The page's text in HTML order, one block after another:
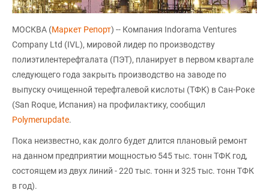
МОСКВА (Маркет Репорт) -- Компания Indorama Ventures
Company Ltd (IVL), мировой лидер по производству
полиэтилентерефталата (ПЭТ), планирует в первом квартале
следующего года закрыть производство на заводе по
выпуску очищенной терефталевой кислоты (ТФК) в Сан-Роке
(San Roque, Испания) на профилактику, сообщил
Polymerupdate.
Пока неизвестно, как долго будет длится плановый ремонт
на данном предприятии мощностью 545 тыс. тонн ТФК год,
состоящем из двух линий - 220 тыс. тонн и 325 тыс. тонн ТФК
в год).